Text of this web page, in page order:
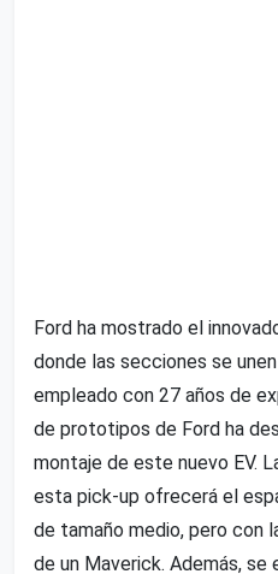
Ford ha mostrado el
donde las secciones se
empleado con 27 años de
de prototipos de Ford ha
montaje de este nuevo EV.
esta pick-up ofrecerá el
de tamaño medio, pero con
de un Maverick. Además, se